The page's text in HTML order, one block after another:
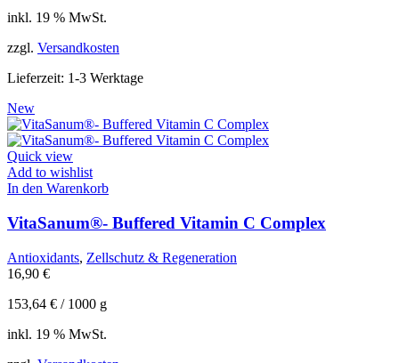
inkl. 19 % MwSt.
zzgl. Versandkosten
Lieferzeit: 1-3 Werktage
New
Quick view
Add to wishlist
In den Warenkorb
VitaSanum®- Buffered Vitamin C Complex
Antioxidants, Zellschutz & Regeneration
16,90 €
153,64 € / 1000 g
inkl. 19 % MwSt.